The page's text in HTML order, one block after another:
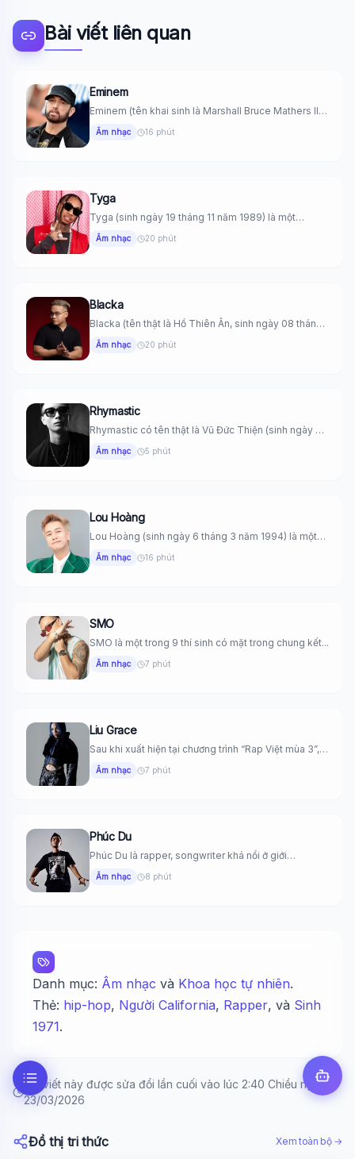
Bài viết liên quan
Eminem
Eminem (tên khai sinh là Marshall Bruce Mathers III)
là một rapper,...
Âm nhạc 16 phút
Tyga
Tyga (sinh ngày 19 tháng 11 năm 1989) là một
rapper, ca...
Âm nhạc 20 phút
Blacka
Blacka (tên thật là Hồ Thiên Ân, sinh ngày 08 tháng
11...
Âm nhạc 20 phút
Rhymastic
Rhymastic có tên thật là Vũ Đức Thiện (sinh ngày 8
tháng...
Âm nhạc 5 phút
Lou Hoàng
Lou Hoàng (sinh ngày 6 tháng 3 năm 1994) là một
nam...
Âm nhạc 16 phút
SMO
SMO là một trong 9 thí sinh có mặt trong chung kết...
Âm nhạc 7 phút
Liu Grace
Sau khi xuất hiện tại chương trình “Rap Việt mùa 3”,
Liu...
Âm nhạc 7 phút
Phúc Du
Phúc Du là rapper, songwriter khá nổi ở giới
underground, tài năng...
Âm nhạc 8 phút
Danh mục: Âm nhạc và Khoa học tự nhiên.
Thẻ: hip-hop, Người California, Rapper, và Sinh
1971.
Bài viết này được sửa đổi lần cuối vào lúc 2:40 Chiều ngày
23/03/2026
Đồ thị tri thức Xem toàn bộ →